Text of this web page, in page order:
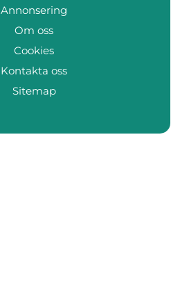
Annonsering
Om oss
Cookies
Kontakta oss
Sitemap